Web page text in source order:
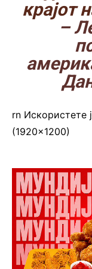
крајот
–
rn Искористете
(1920×1200)